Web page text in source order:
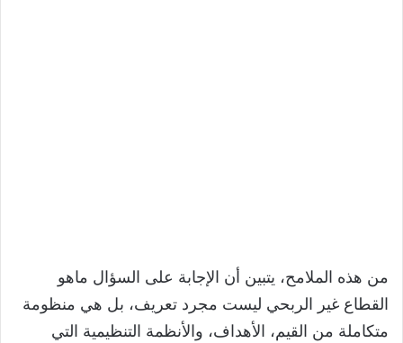
من هذه الملامح، يتبين أن الإجابة على السؤال ماهو
القطاع غير الربحي ليست مجرد تعريف، بل هي منظومة
متكاملة من القيم، الأهداف، والأنظمة التنظيمية التي